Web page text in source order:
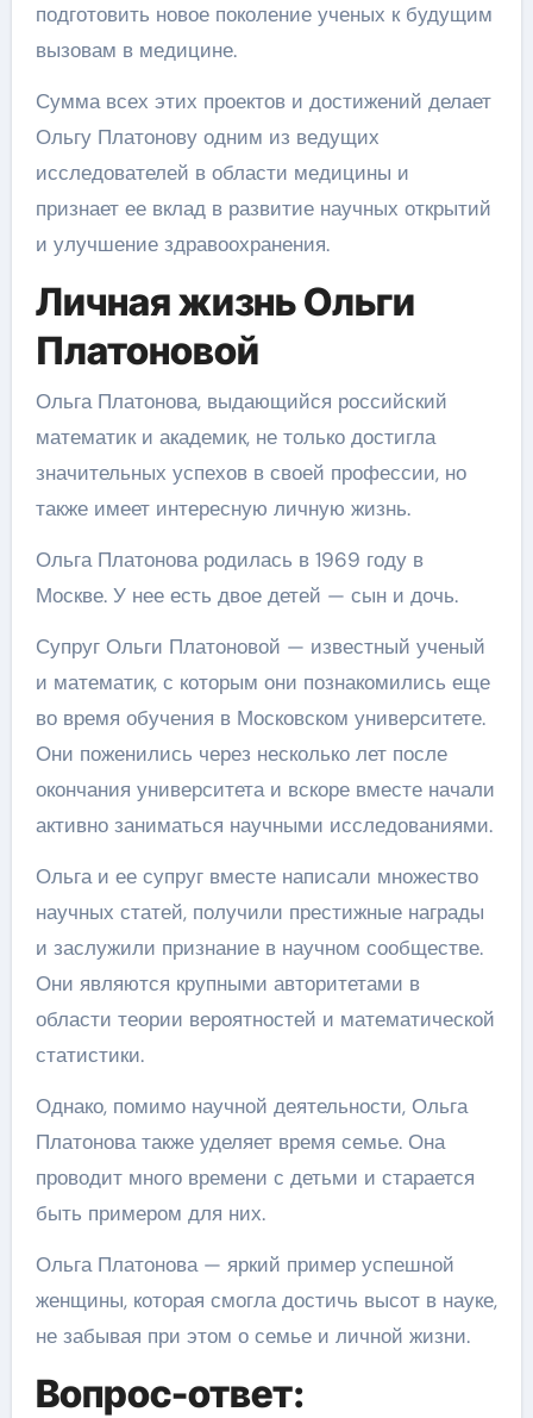
подготовить новое поколение ученых к будущим
вызовам в медицине.
Сумма всех этих проектов и достижений делает
Ольгу Платонову одним из ведущих
исследователей в области медицины и
признает ее вклад в развитие научных открытий
и улучшение здравоохранения.
Личная жизнь Ольги
Платоновой
Ольга Платонова, выдающийся российский
математик и академик, не только достигла
значительных успехов в своей профессии, но
также имеет интересную личную жизнь.
Ольга Платонова родилась в 1969 году в
Москве. У нее есть двое детей — сын и дочь.
Супруг Ольги Платоновой — известный ученый
и математик, с которым они познакомились еще
во время обучения в Московском университете.
Они поженились через несколько лет после
окончания университета и вскоре вместе начали
активно заниматься научными исследованиями.
Ольга и ее супруг вместе написали множество
научных статей, получили престижные награды
и заслужили признание в научном сообществе.
Они являются крупными авторитетами в
области теории вероятностей и математической
статистики.
Однако, помимо научной деятельности, Ольга
Платонова также уделяет время семье. Она
проводит много времени с детьми и старается
быть примером для них.
Ольга Платонова — яркий пример успешной
женщины, которая смогла достичь высот в науке,
не забывая при этом о семье и личной жизни.
Вопрос-ответ: